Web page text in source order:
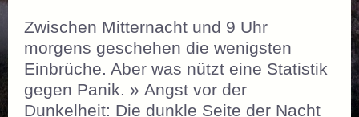
Zwischen Mitternacht und 9 Uhr
morgens geschehen die wenigsten
Einbrüche. Aber was nützt eine Statistik
gegen Panik. » Angst vor der
Dunkelheit: Die dunkle Seite der Nacht